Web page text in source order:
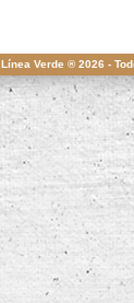
Línea Verde ® 2026 -